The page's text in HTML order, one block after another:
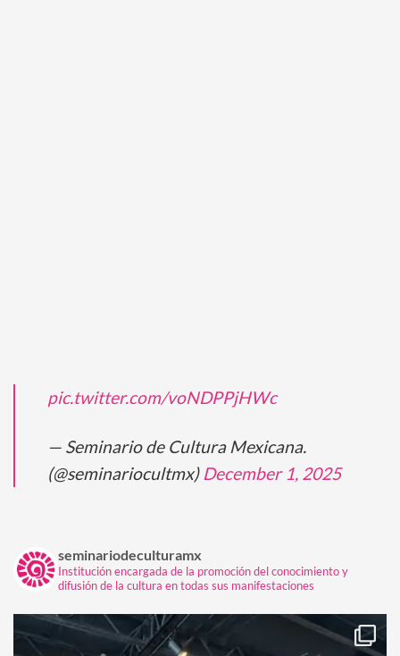
pic.twitter.com/voNDPPjHWc
— Seminario de Cultura Mexicana.
(@seminariocultmx) December 1, 2025
seminariodeculturamx
Institución encargada de la promoción del conocimiento y
difusión de la cultura en todas sus manifestaciones